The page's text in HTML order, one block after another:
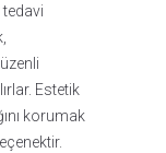
tedavi
Estetik
korumak